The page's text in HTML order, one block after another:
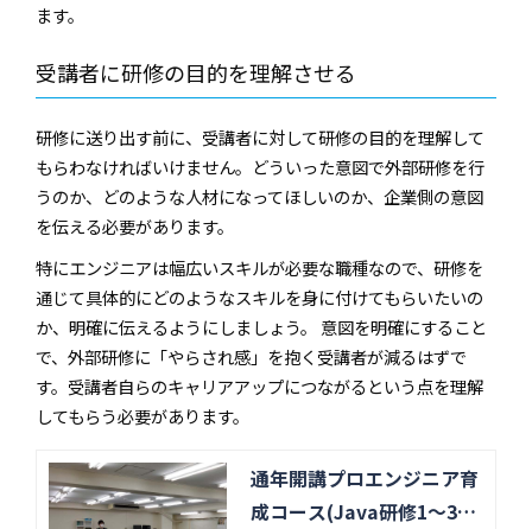
ます。
受講者に研修の目的を理解させる
研修に送り出す前に、受講者に対して研修の目的を理解して
もらわなければいけません。どういった意図で外部研修を行
うのか、どのような人材になってほしいのか、企業側の意図
を伝える必要があります。
特にエンジニアは幅広いスキルが必要な職種なので、研修を
通じて具体的にどのようなスキルを身に付けてもらいたいの
か、明確に伝えるようにしましょう。 意図を明確にすること
で、外部研修に「やらされ感」を抱く受講者が減るはずで
す。受講者自らのキャリアアップにつながるという点を理解
してもらう必要があります。
通年開講プロエンジニア育
成コース(Java研修1～3ヶ